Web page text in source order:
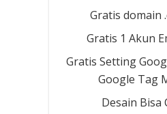
Gratis domain
Gratis 1 Akun
Gratis Setting
Google Tag
Desain Bisa